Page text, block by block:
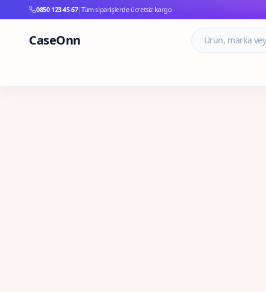
0850 123 45 67|Tüm siparişlerde ücretsiz kargo
CaseOnn